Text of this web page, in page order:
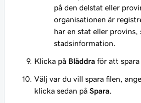
på den delstat eller
organisationen är
har en stat eller provins,
stadsinformation.
Klicka på Bläddra för att spara
Välj var du vill spara filen,
klicka sedan på Spara